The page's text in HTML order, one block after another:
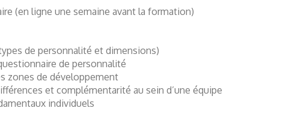
(en ligne une semaine avant la formation)
de personnalité et dimensions)
de personnalité
zones de développement
et complémentarité au sein d’une équipe
individuels